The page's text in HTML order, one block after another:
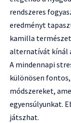
rendszeres
eredményt
kamilla
alternatívát kínál
A mindennapi
különösen
módszereket,
egyensúlyunkat.
játszhat.